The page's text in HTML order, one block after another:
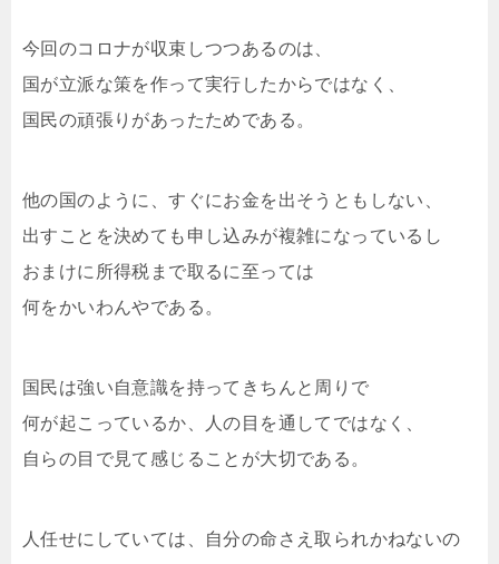
今回のコロナが収束しつつあるのは、
国が立派な策を作って実行したからではなく、
国民の頑張りがあったためである。
他の国のように、すぐにお金を出そうともしない、
出すことを決めても申し込みが複雑になっているし
おまけに所得税まで取るに至っては
何をかいわんやである。
国民は強い自意識を持ってきちんと周りで
何が起こっているか、人の目を通してではなく、
自らの目で見て感じることが大切である。
人任せにしていては、自分の命さえ取られかねないの